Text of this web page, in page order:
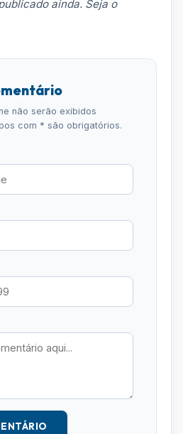
inscrições para
Joseense de Tênis terá nova